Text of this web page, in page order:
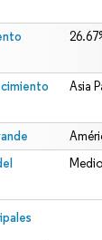
Asia
Medio
El uso